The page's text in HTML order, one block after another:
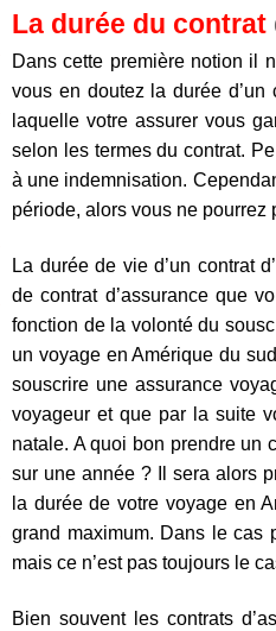
La durée du contrat
Dans cette première notion il
vous en doutez la durée d’un
laquelle votre assurer vous
selon les termes du contrat.
à une indemnisation.
période, alors vous ne
La durée de vie d’un contrat
de contrat d’assurance que
fonction de la volonté du
un voyage en Amérique du
souscrire une assurance
voyageur et que par la suite
natale. A quoi bon prendre un
sur une année ? Il sera alors
la durée de votre voyage en
grand maximum. Dans le cas
mais ce n’est pas toujours le
Bien souvent les contrats